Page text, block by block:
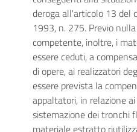
deroga all'articolo 13 del
1993, n. 275. Previo
competente, inoltre, i
essere ceduti, a
di opere, ai realizzatori
essere prevista la
appaltatori, in relazione
sistemazione dei tronchi
materiale estratto